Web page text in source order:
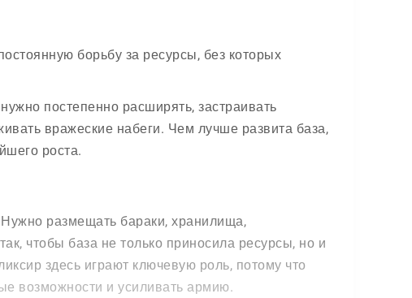
борьбу за ресурсы, без которых
постепенно расширять, застраивать
вражеские набеги. Чем лучше развита база,
роста.
размещать бараки, хранилища,
чтобы база не только приносила ресурсы, но и
здесь играют ключевую роль, потому что
возможности и усиливать армию.